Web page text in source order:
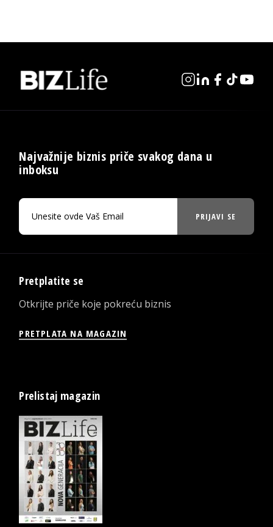
Najvažnije biznis priče svakog dana u
inboksu
PRIJAVI SE
Pretplatite se
Otkrijte priče koje pokreću biznis
PRETPLATA NA MAGAZIN
Prelistaj magazin